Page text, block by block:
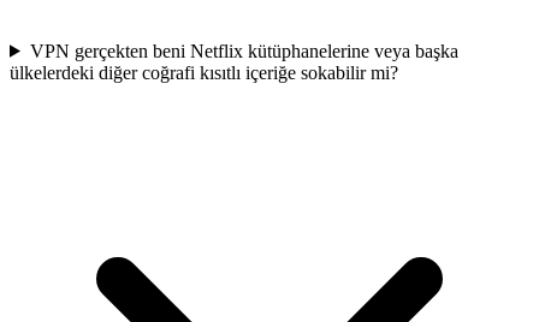
VPN gerçekten beni Netflix kütüphanelerine veya başka
ülkelerdeki diğer coğrafi kısıtlı içeriğe sokabilir mi?